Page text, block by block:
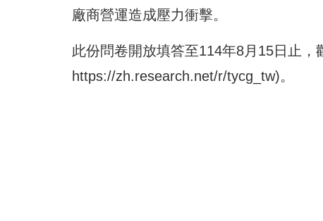
廠商營運造成壓力衝擊。
此份問卷開放填答至114年8月15日止，
https://zh.research.net/r/tycg_tw)。